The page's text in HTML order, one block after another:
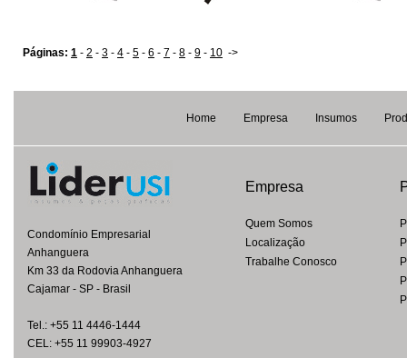
Páginas: 1 - 2 - 3 - 4 - 5 - 6 - 7 - 8 - 9 - 10 ->
Home Empresa Insumos
Condomínio Empresarial
Anhanguera
Km 33 da Rodovia Anhanguera
Cajamar - SP - Brasil
Tel.: +55 11 4446-1444
CEL: +55 11 99903-4927
Empresa
Quem Somos
Localização
Trabalhe Conosco